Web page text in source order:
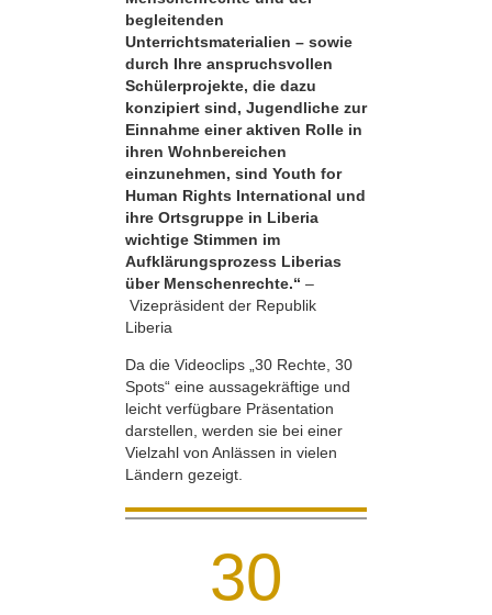
begleitenden
Unterrichtsmaterialien – sowie
durch Ihre anspruchsvollen
Schülerprojekte, die dazu
konzipiert sind, Jugendliche zur
Einnahme einer aktiven Rolle in
ihren Wohnbereichen
einzunehmen, sind Youth for
Human Rights International und
ihre Ortsgruppe in Liberia
wichtige Stimmen im
Aufklärungsprozess Liberias
über Menschenrechte.“ –
Vizepräsident der Republik
Liberia
Da die Videoclips „30 Rechte, 30
Spots“ eine aussagekräftige und
leicht verfügbare Präsentation
darstellen, werden sie bei einer
Vielzahl von Anlässen in vielen
Ländern gezeigt.
30